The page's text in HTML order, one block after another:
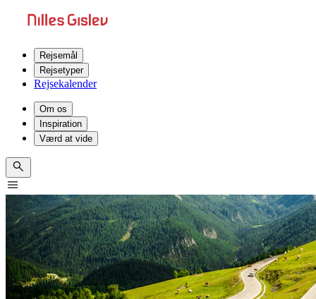
Rejsemål
Rejsetyper
Rejsekalender
Om os
Inspiration
Værd at vide